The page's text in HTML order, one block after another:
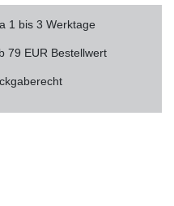
1 bis 3 Werktage
79 EUR Bestellwert